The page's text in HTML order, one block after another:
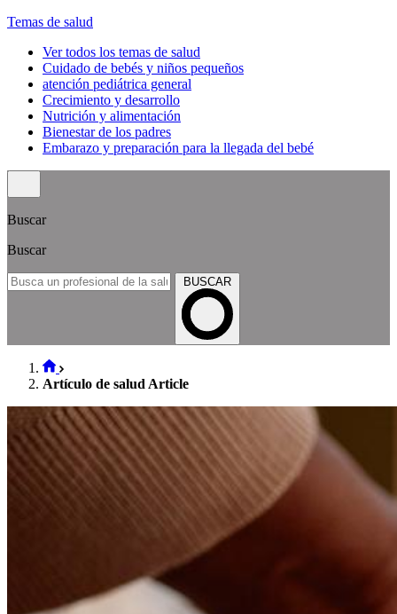
Temas de salud
Ver todos los temas de salud
Cuidado de bebés y niños pequeños
atención pediátrica general
Crecimiento y desarrollo
Nutrición y alimentación
Bienestar de los padres
Embarazo y preparación para la llegada del bebé
Buscar
Buscar
BUSCAR
Artículo de salud Article